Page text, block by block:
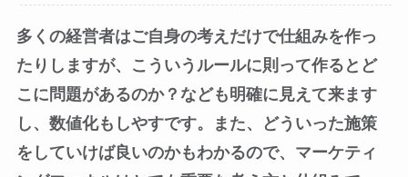
多くの経営者はご自身の考えだけで仕組みを作っ
たりしますが、こういうルールに則って作るとど
こに問題があるのか？なども明確に見えて来ます
し、数値化もしやすです。また、どういった施策
をしていけば良いのかもわかるので、マーケティ